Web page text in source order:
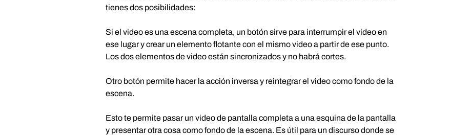
tienes dos posibilidades:
Si el video es una escena completa, un botón sirve para interrumpir el video en
ese lugar y crear un elemento flotante con el mismo video a partir de ese punto.
Los dos elementos de video están sincronizados y no habrá cortes.
Otro botón permite hacer la acción inversa y reintegrar el video como fondo de la
escena.
Esto te permite pasar un video de pantalla completa a una esquina de la pantalla
y presentar otra cosa como fondo de la escena. Es útil para un discurso donde se